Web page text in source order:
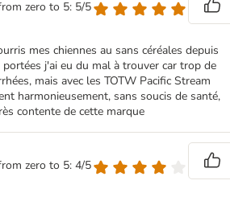
zero to 5: 5/5
mes chiennes au sans céréales depuis
j'ai eu du mal à trouver car trop de
mais avec les TOTW Pacific Stream
harmonieusement, sans soucis de santé,
contente de cette marque
zero to 5: 4/5